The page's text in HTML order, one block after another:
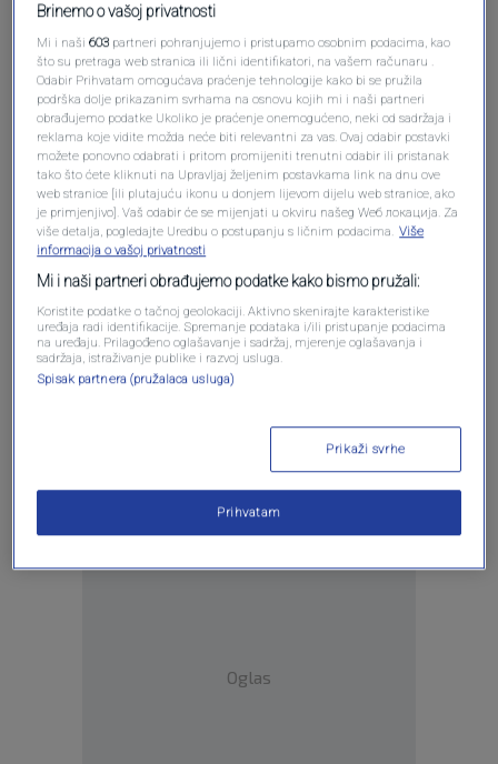
Pošalji komentar
Oglas
Brinemo o vašoj privatnosti
Mi i naši603 partneri pohranjujemo i pristupamo osobnim podacima, kao
što su pretraga web stranica ili lični identifikatori, na vašem računaru .
Odabir Prihvatam omogućava praćenje tehnologije kako bi se pružila
podrška dolje prikazanim svrhama na osnovu kojih mi i naši partneri
obrađujemo podatke Ukoliko je praćenje onemogućeno, neki od sadržaja i
reklama koje vidite možda neće biti relevantni za vas. Ovaj odabir postavki
možete ponovno odabrati i pritom promijeniti trenutni odabir ili pristanak
tako što ćete kliknuti na Upravljaj željenim postavkama link na dnu ove
web stranice [ili plutajuću ikonu u donjem lijevom dijelu web stranice, ako
je primjenjivo]. Vaš odabir će se mijenjati u okviru našeg Wеб локација. Za
više detalja, pogledajte Uredbu o postupanju s ličnim podacima. Više
informacija o vašoj privatnosti
Mi i naši partneri obrađujemo podatke kako bismo pružali:
Koristite podatke o tačnoj geolokaciji. Aktivno skenirajte karakteristike
uređaja radi identifikacije. Spremanje podataka i/ili pristupanje podacima
na uređaju. Prilagođeno oglašavanje i sadržaj, mjerenje oglašavanja i
sadržaja, istraživanje publike i razvoj usluga.
Spisak partnera (pružalaca usluga)
Prikaži svrhe
Prihvatam